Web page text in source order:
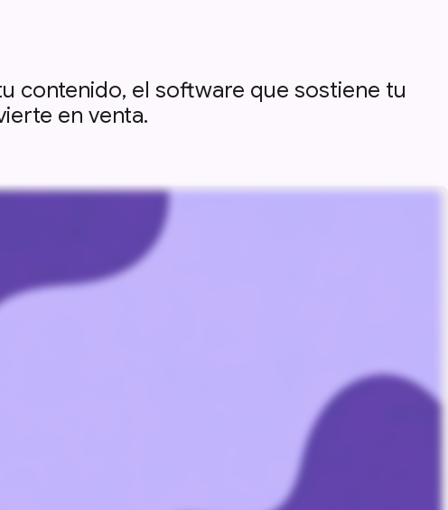
contenido, el software que sostiene tu
en venta.